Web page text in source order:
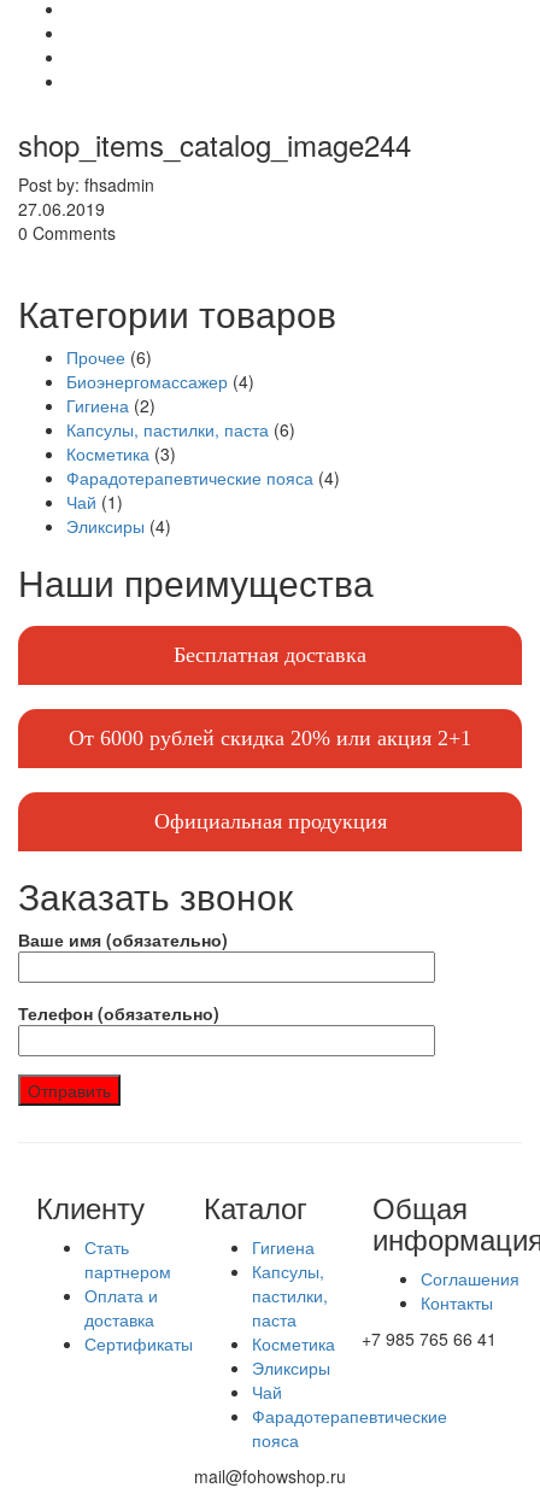
shop_items_catalog_image244
Post by: fhsadmin
27.06.2019
0 Comments
Категории товаров
Прочее (6)
Биоэнергомассажер (4)
Гигиена (2)
Капсулы, пастилки, паста (6)
Косметика (3)
Фарадотерапевтические пояса (4)
Чай (1)
Эликсиры (4)
Наши преимущества
Бесплатная доставка
От 6000 рублей скидка 20% или акция 2+1
Официальная продукция
Заказать звонок
Ваше имя (обязательно)
Телефон (обязательно)
Клиенту
Стать
партнером
Оплата и
доставка
Сертификаты
Каталог
Гигиена
Капсулы,
пастилки,
паста
Косметика
Эликсиры
Чай
Фарадотерапевтические
пояса
Общая
Соглашения
Контакты
+7 985 765 66 41
mail@fohowshop.ru